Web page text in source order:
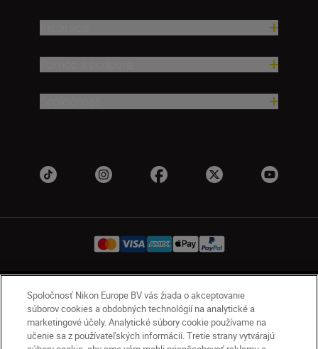
SK Nikon Sites
Kontakt
Oznámenie o ochrane osobných údajov
Podmienky používania
Spoločnosť Nikon Europe BV vás žiada o akceptovanie
súborov cookies a obdobných technológií na analytické a
marketingové účely. Analytické súbory cookie používame na
učenie sa z používateľských informácií. Tretie strany vytvárajú